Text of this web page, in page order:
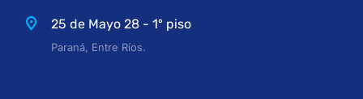
25 de Mayo 28 - 1º piso
Paraná, Entre Ríos.